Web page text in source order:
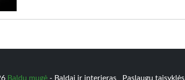
Baldų mugė - Baldai ir interjeras Paslaugų taisyklės